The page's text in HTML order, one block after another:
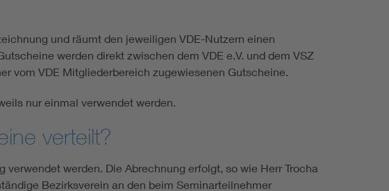
und räumt den jeweiligen VDE-Nutzern einen
werden direkt zwischen dem VDE e.V. und dem VSZ
vom VDE Mitgliederbereich zugewiesenen Gutscheine.
nur einmal verwendet werden.
verteilt?
werden. Die Abrechnung erfolgt, so wie Herr Trocha
Bezirksverein an den beim Seminar­teilnehmer